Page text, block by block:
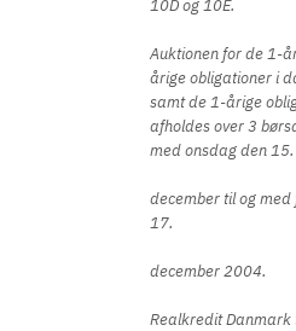
10D og 10E.
Auktionen for de 1-
årige obligationer i
samt de 1-årige
afholdes over 3
med onsdag den 15.
december til og
17.
december 2004.
Realkredit